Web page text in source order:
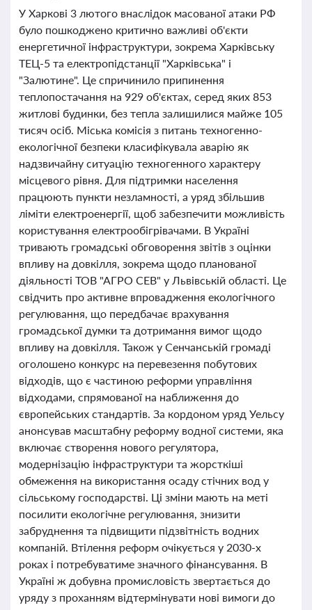
У Харкові 3 лютого внаслідок масованої атаки РФ
було пошкоджено критично важливі об'єкти
енергетичної інфраструктури, зокрема Харківську
ТЕЦ-5 та електропідстанції "Харківська" і
"Залютине". Це спричинило припинення
теплопостачання на 929 об'єктах, серед яких 853
житлові будинки, без тепла залишилися майже 105
тисяч осіб. Міська комісія з питань техногенно-
екологічної безпеки класифікувала аварію як
надзвичайну ситуацію техногенного характеру
місцевого рівня. Для підтримки населення
працюють пункти незламності, а уряд збільшив
ліміти електроенергії, щоб забезпечити можливість
користування електрообігрівачами. В Україні
тривають громадські обговорення звітів з оцінки
впливу на довкілля, зокрема щодо планованої
діяльності ТОВ "АГРО СЕВ" у Львівській області. Це
свідчить про активне впровадження екологічного
регулювання, що передбачає врахування
громадської думки та дотримання вимог щодо
впливу на довкілля. Також у Сенчанській громаді
оголошено конкурс на перевезення побутових
відходів, що є частиною реформи управління
відходами, спрямованої на наближення до
європейських стандартів. За кордоном уряд Уельсу
анонсував масштабну реформу водної системи, яка
включає створення нового регулятора,
модернізацію інфраструктури та жорсткіші
обмеження на використання осаду стічних вод у
сільському господарстві. Ці зміни мають на меті
посилити екологічне регулювання, знизити
забруднення та підвищити підзвітність водних
компаній. Втілення реформ очікується у 2030-х
роках і потребуватиме значного фінансування. В
Україні ж добувна промисловість звертається до
уряду з проханням відтермінувати нові вимоги до